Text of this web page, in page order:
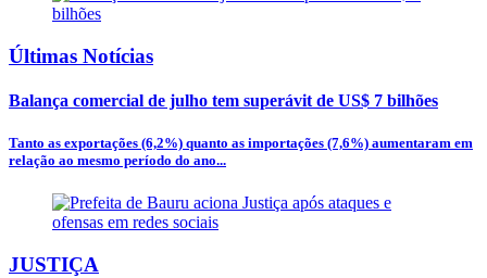
Últimas Notícias
Balança comercial de julho tem superávit de US$ 7 bilhões
Tanto as exportações (6,2%) quanto as importações (7,6%) aumentaram em
relação ao mesmo período do ano...
JUSTIÇA